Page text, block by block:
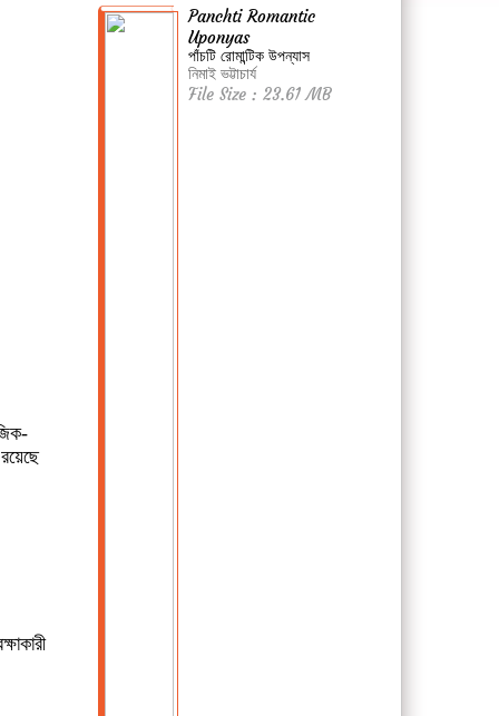
Panchti Romantic
Uponyas
পাঁচটি রোমান্টিক উপন্যাস
নিমাই ভট্টাচার্য
File Size : 23.61 MB